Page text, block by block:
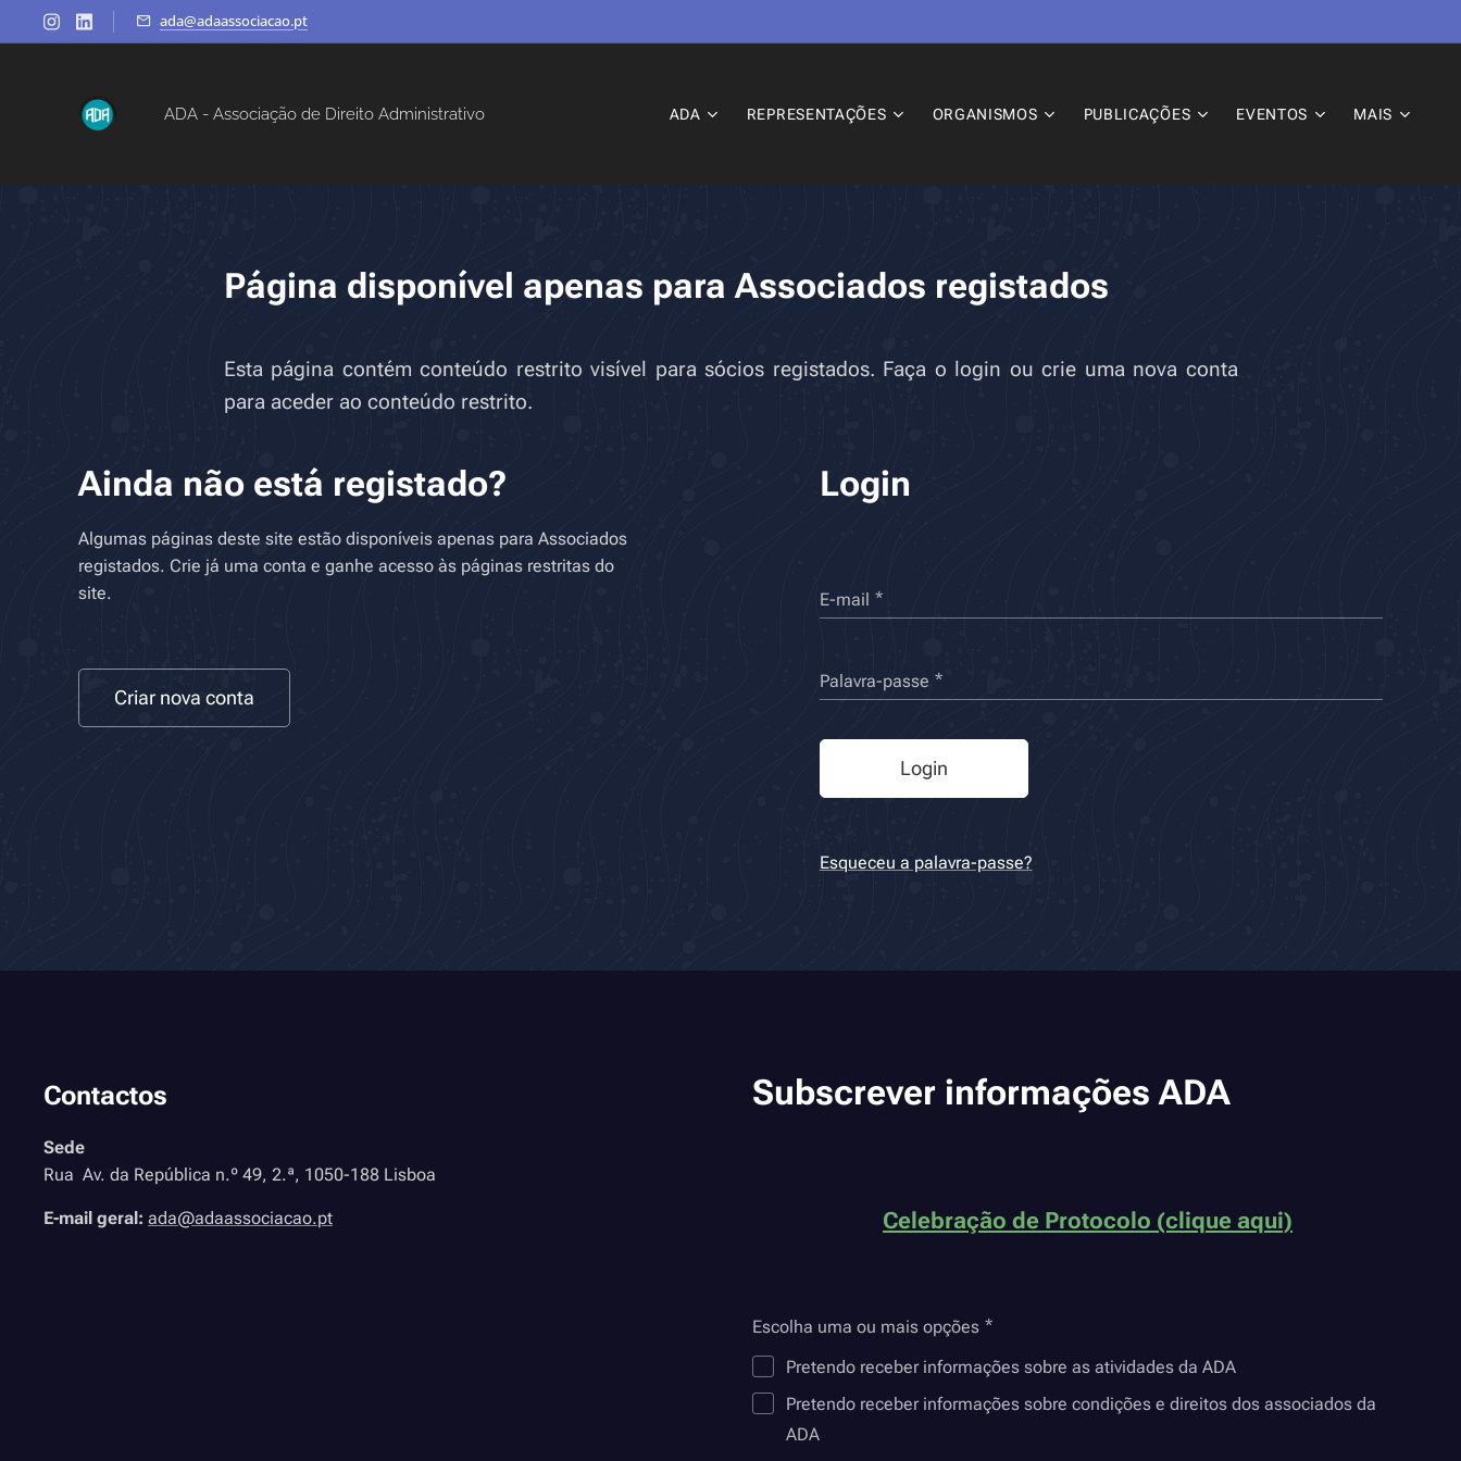
ada@adaassociacao.pt
ADA - Associação de Direito Administrativo ADA REPRESENTAÇÕES ORGANISMOS PUBLICAÇÕES EVENTOS MAIS
Página disponível apenas para Associados registados
Esta página contém conteúdo restrito visível para sócios registados. Faça o login ou crie uma nova conta
para aceder ao conteúdo restrito.
Ainda não está registado?
Algumas páginas deste site estão disponíveis apenas para Associados
registados. Crie já uma conta e ganhe acesso às páginas restritas do
site.
Criar nova conta
Login
E-mail
Palavra-passe
Login
Esqueceu a palavra-passe?
Contactos
Sede
Rua Av. da República n.º 49, 2.ª, 1050-188 Lisboa
E-mail geral: ada@adaassociacao.pt
Subscrever informações ADA
Celebração de Protocolo (clique aqui)
Escolha uma ou mais opções
Pretendo receber informações sobre as atividades da ADA
Pretendo receber informações sobre condições e direitos dos associados da
ADA